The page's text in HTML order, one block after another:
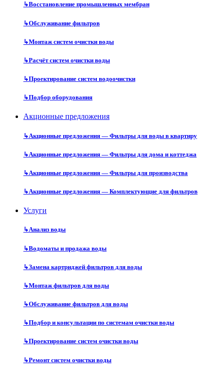
↳Восстановление промышленных мембран
↳Обслуживание фильтров
↳Монтаж систем очистки воды
↳Расчёт систем очистки воды
↳Проектирование систем водоочистки
↳Подбор оборудования
Акционные предложения
↳Акционные предложения — Фильтры для воды в квартиру
↳Акционные предложения — Фильтры для дома и коттеджа
↳Акционные предложения — Фильтры для производства
↳Акционные предложения — Комплектующие для фильтров
Услуги
↳Анализ воды
↳Водоматы и продажа воды
↳Замена картриджей фильтров для воды
↳Монтаж фильтров для воды
↳Обслуживание фильтров для воды
↳Подбор и консультации по системам очистки воды
↳Проектирование систем очистки воды
↳Ремонт систем очистки воды